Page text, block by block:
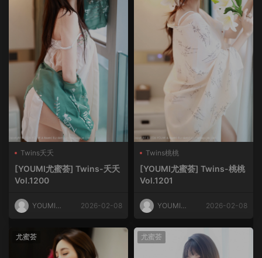
Twins夭夭
[YOUMI尤蜜荟] Twins-夭夭
Vol.1200
YOUMI尤
2026-02-08
Twins桃桃
[YOUMI尤蜜荟] Twins-桃桃
Vol.1201
YOUMI尤
2026-02-08
尤蜜荟 尤蜜荟